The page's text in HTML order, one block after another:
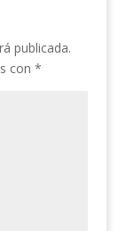
publicada.
con *